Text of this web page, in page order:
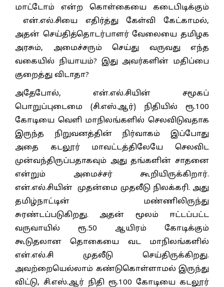
மாட்டோம் என்ற கொள்கையை கடைபிடிக்கும்
என்.எல்.சியை எதிர்த்து கேள்வி கேட்காமல்,
அதன் செய்தித்தொடர்பாளர் வேலையை தமிழக
அரசும், அமைச்சரும் செய்து வருவது எந்த
வகையில் நியாயம்? இது அவர்களின் மதிப்பை
குறைத்து விடாதா?
அதேபோல், என்.எல்.சியின் சமூகப்
பொறுப்புடைமை (சி.எஸ்.ஆர்) நிதியில் ரூ.100
கோடியை வெளி மாநிலங்களில் செலவிடுவதாக
இருந்த நிறுவனத்தின் நிர்வாகம் இப்போது
அதை கடலூர் மாவட்டத்திலேயே செலவிட
முன்வந்திருப்பதாகவும் அது தங்களின் சாதனை
என்றும் அமைச்சர் கூறியிருக்கிறார்.
என்.எல்.சியின் முதன்மை முதலீடு நிலக்கரி. அது
தமிழ்நாட்டின் மண்ணிலிருந்து
சுரண்டப்படுகிறது. அதன் மூலம் ஈட்டப்பட்ட
வருவாயில் ரூ.50 ஆயிரம் கோடிக்கும்
கூடுதலான தொகையை வட மாநிலங்களில்
என்.எல்.சி முதலீடு செய்திருக்கிறது.
அவற்றையெல்லாம் கண்டுகொள்ளாமல் இருந்து
விட்டு, சி.எஸ்.ஆர் நிதி ரூ.100 கோடியை கடலூர்